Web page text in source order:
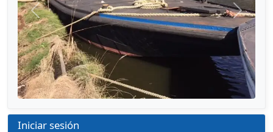
Anterior
Iniciar sesión